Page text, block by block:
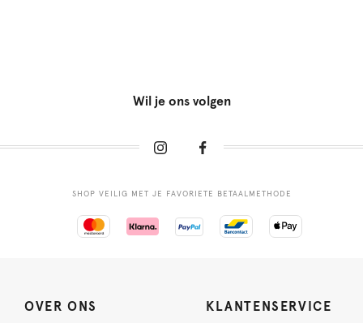
Wil je ons volgen
SHOP VEILIG MET JE FAVORIETE BETAALMETHODE
OVER ONS KLANTENSERVICE